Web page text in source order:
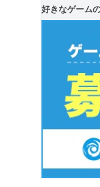
好きなゲーム